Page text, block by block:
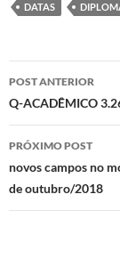
DATAS
Navegação
de
posts
POST ANTERIOR
Q-ACADÊMICO
PRÓXIMO POST
novos campos no
de outubro/2018